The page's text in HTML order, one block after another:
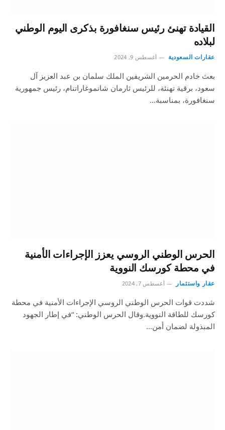
القيادة تهنئ رئيس سنغافورة بذكرى اليوم الوطني
لبلاده
عقارات السعودية أغسطس 9, 2024
بعث خادم الحرمين الشريفين الملك سلمان بن عبد العزيز آل
سعود، برقية تهنئة، للرئيس ثارمان شانموغاراتنام، رئيس جمهورية
سنغافورة، بمناسبة…
الحرس الوطني الروسي يعزز الإجراءات الأمنية
في محطة كورسك النووية
عقار واستثمار أغسطس 7, 2024
شددت قوات الحرس الوطني الروسي الإجراءات الأمنية في محطة
كورسك للطاقة النووية.وقال الحرس الوطني: “في إطار الجهود
المبذولة لضمان أمن…